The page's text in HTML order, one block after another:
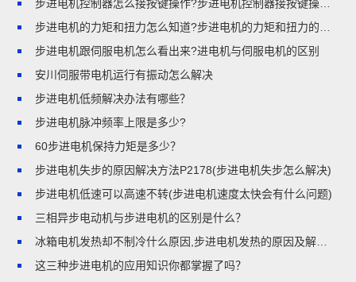
步进电机跟伺服电机怎么看出来?进电机与伺服电机的区别
安川伺服带电机运行有振动怎么解决
步进电机低频解决办法有哪些？
步进电机脉冲频率上限是多少?
60步进电机保持力矩是多少？
步进电机失步的原因解决方法P2178(步进电机失步怎么解决)
步进电机低速可以高速不转(步进电机速度太快会有什么问题)
三相异步电动机与步进电机的区别是什么？
这三种步进电机的应用知识你都掌握了吗？